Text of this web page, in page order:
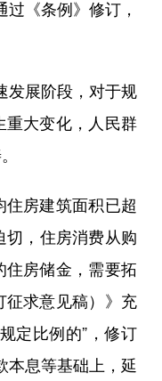
《条例》修订，
展阶段，对于规
重大变化，人民群
房建筑面积已超
切，住房消费从购
住房储金，需要拓
征求意见稿）》充
定比例的”，修订
本息等基础上，延